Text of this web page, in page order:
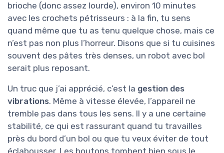
brioche (donc assez lourde), environ 10 minutes
avec les crochets pétrisseurs : à la fin, tu sens
quand même que tu as tenu quelque chose, mais ce
n’est pas non plus l’horreur. Disons que si tu cuisines
souvent des pâtes très denses, un robot avec bol
serait plus reposant.
Un truc que j’ai apprécié, c’est la gestion des
vibrations. Même à vitesse élevée, l’appareil ne
tremble pas dans tous les sens. Il y a une certaine
stabilité, ce qui est rassurant quand tu travailles
près du bord d’un bol ou que tu veux éviter de tout